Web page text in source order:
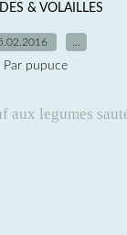
& VOLAILLES
Par pupuce